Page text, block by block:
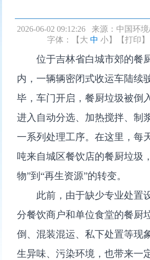
2026-06-02 09:12:26 来源： 中国环境
字体：【 大 中 小】 【打印】
位于吉林省白城市郊的餐
内，一辆辆密闭式收运车陆续
毕，车门开启，餐厨垃圾被倒
进入自动分选、加热搅拌、制
一系列处理工序。在这里，每
吨来自城区餐饮店的餐厨垃圾
物”到“再生资源”的转变。
此前，由于缺少专业处置
分餐饮商户和单位食堂的餐厨
倒、混装混运、私下处置等现
生异味、污染环境，也带来一